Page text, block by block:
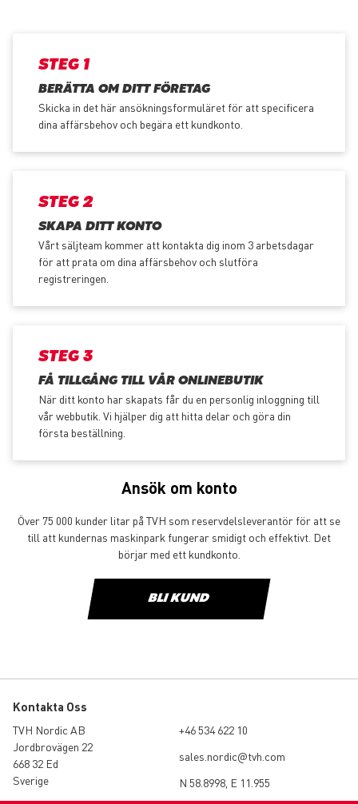
STEG 1
BERÄTTA OM DITT FÖRETAG
Skicka in det här ansökningsformuläret för att specificera
dina affärsbehov och begära ett kundkonto.
STEG 2
SKAPA DITT KONTO
Vårt säljteam kommer att kontakta dig inom 3 arbetsdagar
för att prata om dina affärsbehov och slutföra
registreringen.
STEG 3
FÅ TILLGÅNG TILL VÅR ONLINEBUTIK
När ditt konto har skapats får du en personlig inloggning till
vår webbutik. Vi hjälper dig att hitta delar och göra din
första beställning.
Ansök om konto
Över 75 000 kunder litar på TVH som reservdelsleverantör för att se
till att kundernas maskinpark fungerar smidigt och effektivt. Det
börjar med ett kundkonto.
BLI KUND
Kontakta Oss
TVH Nordic AB
Jordbrovägen 22
668 32 Ed
Sverige
+46 534 622 10
sales.nordic@tvh.com
N 58.8998, E 11.955